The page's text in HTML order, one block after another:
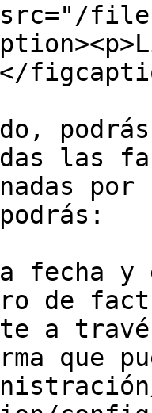
files/
las
fecha y
de
a
que